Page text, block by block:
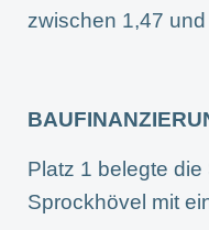
zwischen 1,47
Platz 1 belegte
Sprockhövel mit